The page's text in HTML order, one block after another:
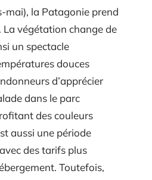
mai), la Patagonie prend
végétation change de
un spectacle
douces
d’apprécier
dans le parc
des couleurs
aussi une période
des tarifs plus
Toutefois,